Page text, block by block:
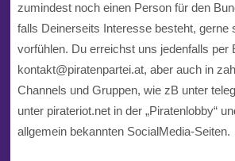
zumindest noch einen Person für den
falls Deinerseits Interesse besteht, gerne
vorfühlen. Du erreichst uns jedenfalls per
kontakt@piratenpartei.at, aber auch in
Channels und Gruppen, wie zB unter
unter pirateriot.net in der „Piratenlobby“
allgemein bekannten SocialMedia-Seiten.